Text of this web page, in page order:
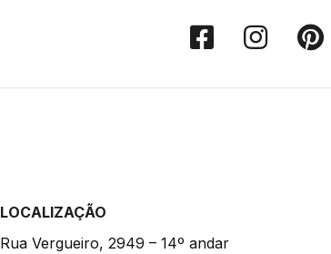
LOCALIZAÇÃO
Rua Vergueiro, 2949 – 14º andar